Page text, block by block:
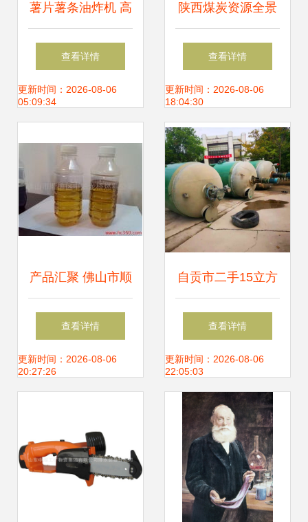
薯片薯条油炸机 高
效生产的核心设备
解析
查看详情
更新时间：2026-08-06
05:09:34
陕西煤炭资源全景
解析 从矿产资源到
慧聪网采购指南
查看详情
更新时间：2026-08-06
18:04:30
产品汇聚 佛山市顺
德区中油龙桥燃料
公司煤炭实景展示
查看详情
更新时间：2026-08-06
20:27:26
自贡市二手15立方
不锈钢搅拌罐食品
厂直销探秘 煤炭行
业的工业协同效应
查看详情
更新时间：2026-08-06
22:05:03